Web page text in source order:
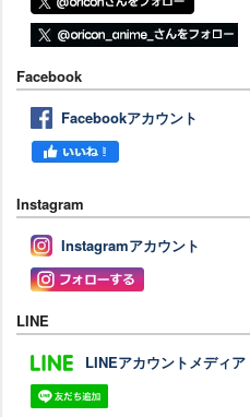
Facebook
Facebookアカウント
Instagram
Instagramアカウント
LINE
LINEアカウントメディア